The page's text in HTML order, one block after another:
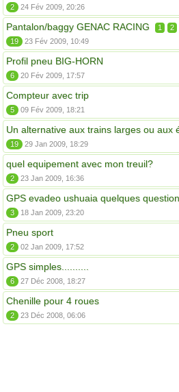
2 24 Fév 2009, 20:26
Pantalon/baggy GENAC RACING 1
2
19
23 Fév 2009, 10:49
Profil pneu BIG-HORN
6 20 Fév 2009, 17:57
Compteur avec trip
5 09 Fév 2009, 18:21
Un alternative aux trains larges ou aux
19
29 Jan 2009, 18:29
quel equipement avec mon treuil?
2 23 Jan 2009, 16:36
GPS evadeo ushuaia quelques
3 18 Jan 2009, 23:20
Pneu sport
2 02 Jan 2009, 17:52
GPS simples..........
6 27 Déc 2008, 18:27
Chenille pour 4 roues
2 23 Déc 2008, 06:06